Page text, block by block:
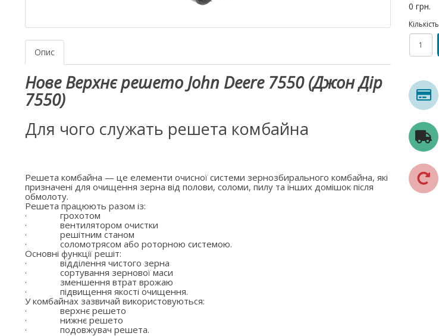
Опис
Нове Верхнє решето John Deere 7550 (Джон Дір
7550)
Для чого служать решета комбайна
Решета комбайна — це елементи очисної системи зернозбирального комбайна, які
призначені для очищення зерна від полови, соломи, пилу та інших домішок після
обмолоту.
Решета працюють разом із:
·
грохотом
·
вентилятором очистки
·
решітним станом
·
соломотрясом або роторною системою.
Основні функції решіт:
·
відділення чистого зерна
·
сортування зернової маси
·
зменшення втрат врожаю
·
підвищення якості очищення.
У комбайнах зазвичай використовуються:
·
верхнє решето
·
нижнє решето
·
подовжувач решета.
0 грн.
Кількість